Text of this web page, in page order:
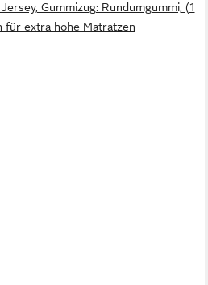
Gummizug: Rundumgummi, (1
für extra hohe Matratzen